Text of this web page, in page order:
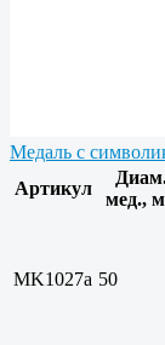
Медаль с
Артикул
мед.,
MK1027a 50